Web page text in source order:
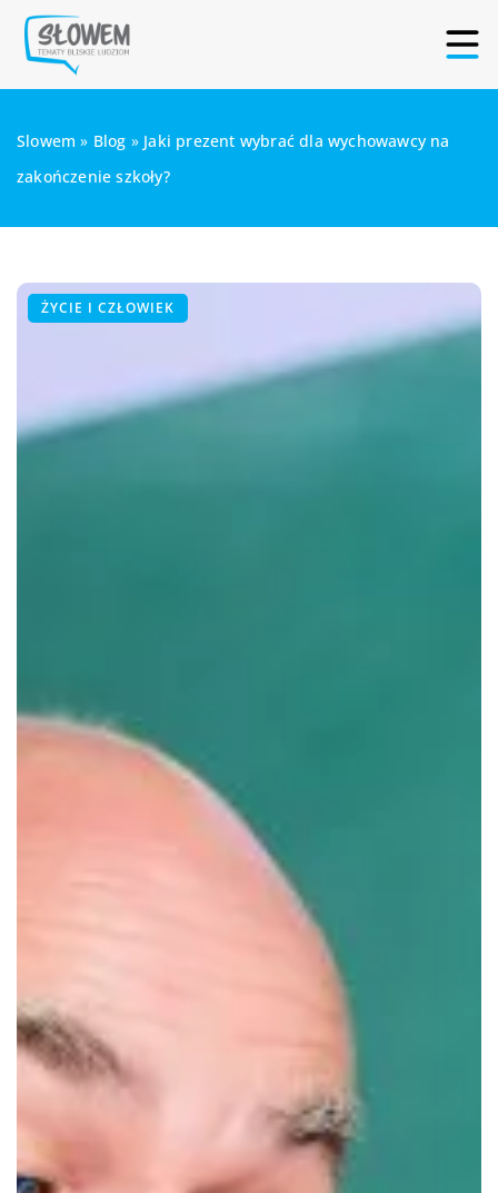
Slowem » Blog » Jaki prezent wybrać dla wychowawcy na
zakończenie szkoły?
ŻYCIE I CZŁOWIEK